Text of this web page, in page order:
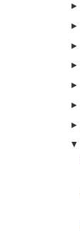
►
►
►
►
►
►
►
▼